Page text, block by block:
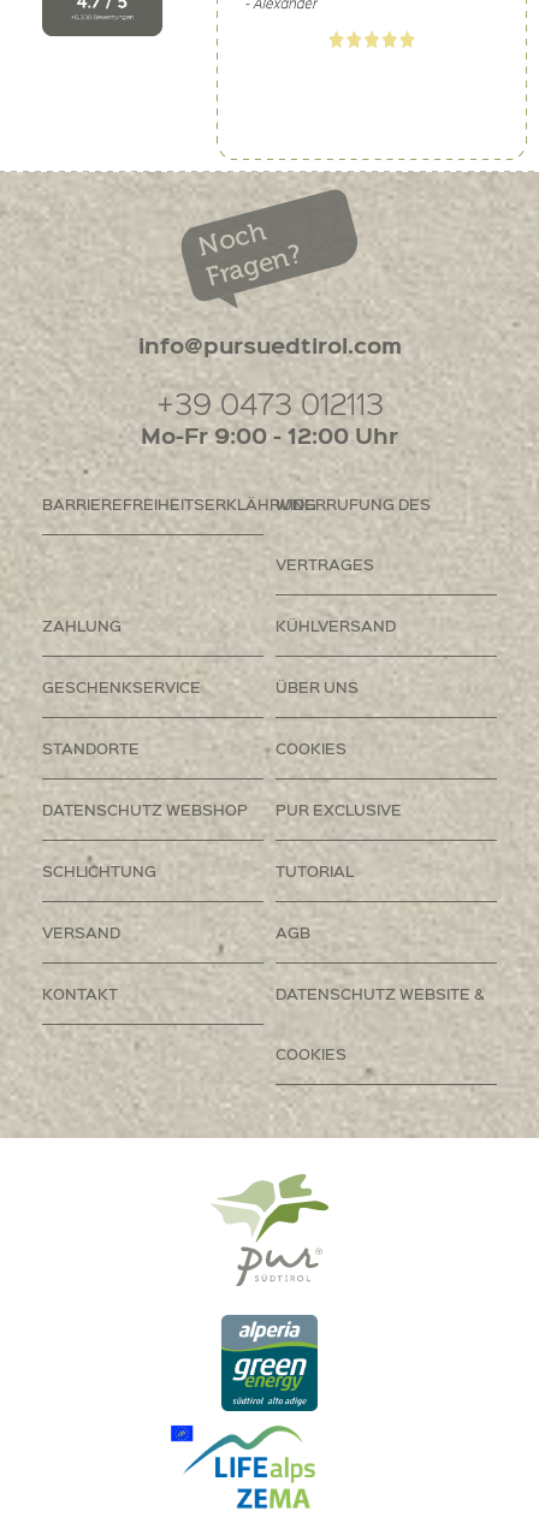
Noch
Fragen?
info@pursuedtirol.com
+39 0473 012113
Mo-Fr 9:00 - 12:00 Uhr
BARRIEREFREIHEITSERKLÄHRUNGWIDERRUFUNG DES
VERTRAGES
ZAHLUNG KÜHLVERSAND
GESCHENKSERVICE ÜBER UNS
STANDORTE COOKIES
DATENSCHUTZ WEBSHOP PUR EXCLUSIVE
SCHLICHTUNG TUTORIAL
VERSAND AGB
KONTAKT DATENSCHUTZ WEBSITE &
COOKIES